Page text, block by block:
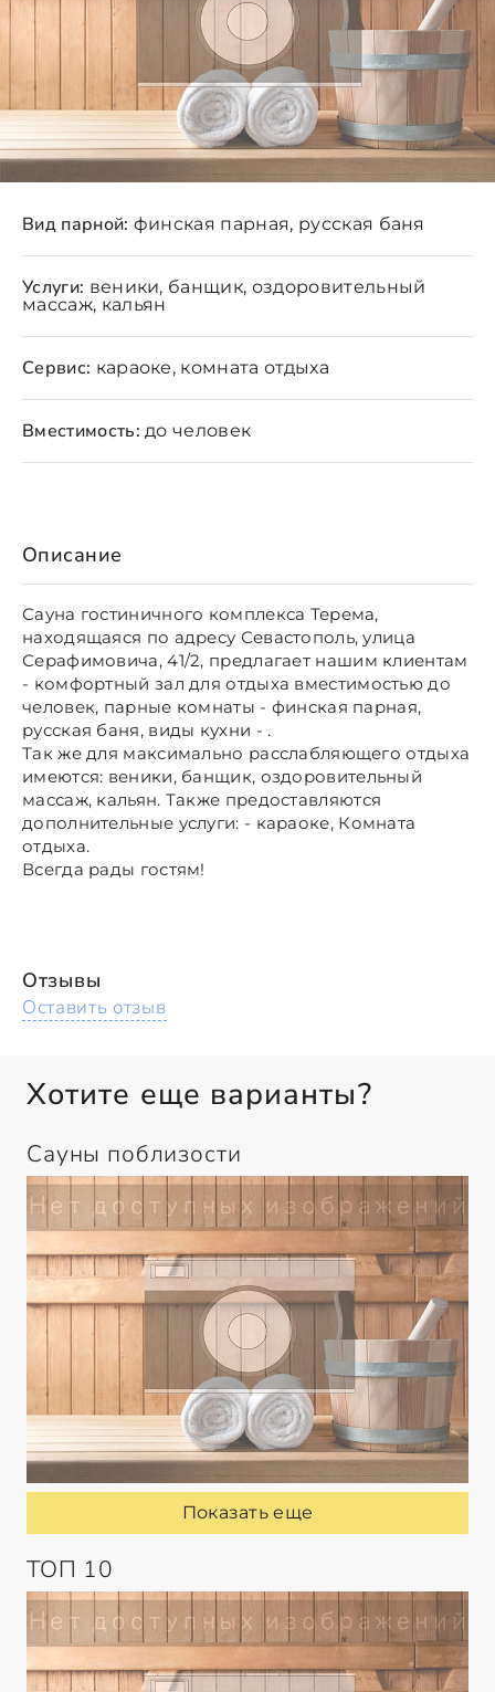
Описание
Сауна гостиничного комплекса Терема,
находящаяся по адресу Севастополь, улица
Серафимовича, 41/2, предлагает нашим клиентам
- комфортный зал для отдыха вместимостью до
человек, парные комнаты - финская парная,
русская баня, виды кухни - .
Так же для максимально расслабляющего отдыха
имеются: веники, банщик, оздоровительный
массаж, кальян. Также предоставляются
дополнительные услуги: - караоке, Комната
отдыха.
Всегда рады гостям!
Вид парной: финская парная, русская баня
Услуги: веники, банщик, оздоровительный
массаж, кальян
Сервис: караоке, комната отдыха
Вместимость: до человек
Отзывы
Оставить отзыв
Хотите еще варианты?
Сауны поблизости
Показать еще
ТОП 10